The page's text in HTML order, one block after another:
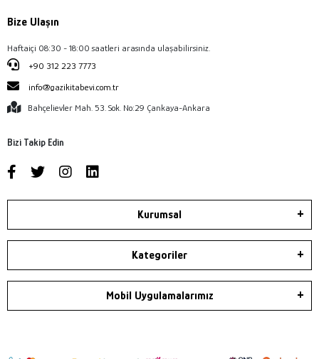
Bize Ulaşın
Haftaiçi 08:30 - 18:00 saatleri arasında ulaşabilirsiniz.
+90 312 223 7773
info@gazikitabevi.com.tr
Bahçelievler Mah. 53. Sok. No:29 Çankaya-Ankara
Bizi Takip Edin
Kurumsal
Kategoriler
Mobil Uygulamalarımız